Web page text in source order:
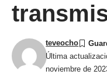
Última
noviembre de
teveocho